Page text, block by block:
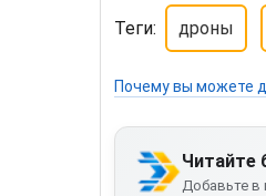
Теги: дроны
Почему вы можете
Читайте
Добавьте в